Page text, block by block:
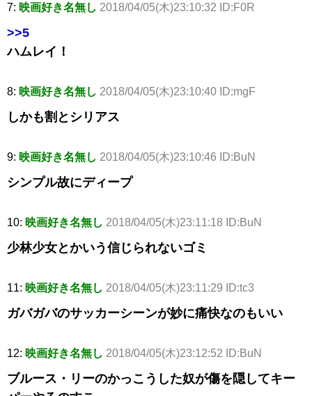
7: 映画好き名無し 2018/04/05(木)23:10:32 ID:F0R
>>5
ハムレイ！
8: 映画好き名無し 2018/04/05(木)23:10:40 ID:mgF
しかも割とシリアス
9: 映画好き名無し 2018/04/05(木)23:10:46 ID:BuN
シンプル故にディープ
10: 映画好き名無し 2018/04/05(木)23:11:18 ID:BuN
少林少女とかいう信じられないゴミ
11: 映画好き名無し 2018/04/05(木)23:11:29 ID:tc3
ガバガバのサッカーシーンが妙に痛快なのもいい
12: 映画好き名無し 2018/04/05(木)23:12:52 ID:BuN
ブルース・リーのかっこうした奴が傷を隠してキー